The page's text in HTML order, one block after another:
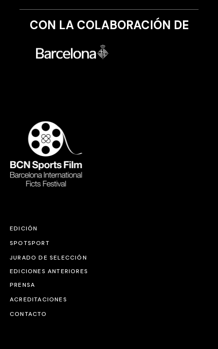
CON LA COLABORACIÓN DE
EDICIÓN
SPOTSPORT
JURADO DE SELECCIÓN
EDICIONES ANTERIORES
PRENSA
ACREDITACIONES
CONTACTO